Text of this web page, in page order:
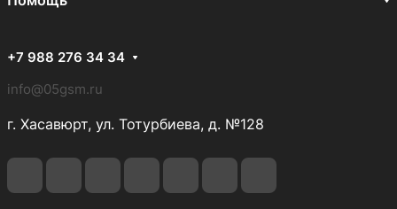
+7 988 276 34 34
info@05gsm.ru
г. Хасавюрт, ул. Тотурбиева, д. №128